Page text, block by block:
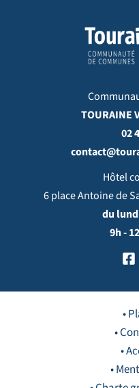
TOURAINE
02
Hôtel
6 place Antoine de
du
9h -
•
•
•
•